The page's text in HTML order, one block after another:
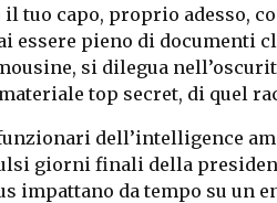
tuo capo, proprio adesso,
essere pieno di documenti
si dilegua
top secret, di quel
dell’intelligence
giorni finali della
impattano da tempo su un